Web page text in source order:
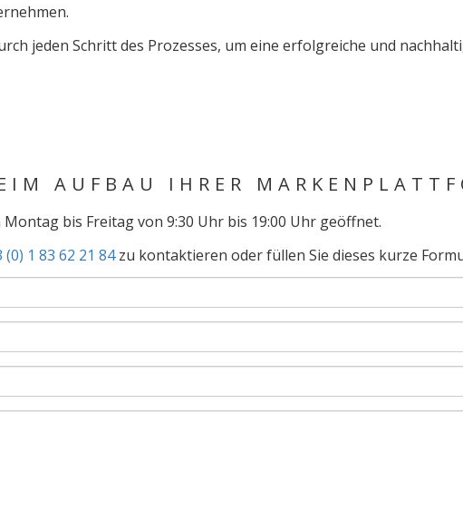
jeden Schritt des Prozesses, um eine erfolgreiche und
AUFBAU IHRER
bis Freitag von 9:30 Uhr bis 19:00 Uhr geöffnet.
(0) 1 83 62 21 84zu kontaktieren oder füllen Sie dieses kurze